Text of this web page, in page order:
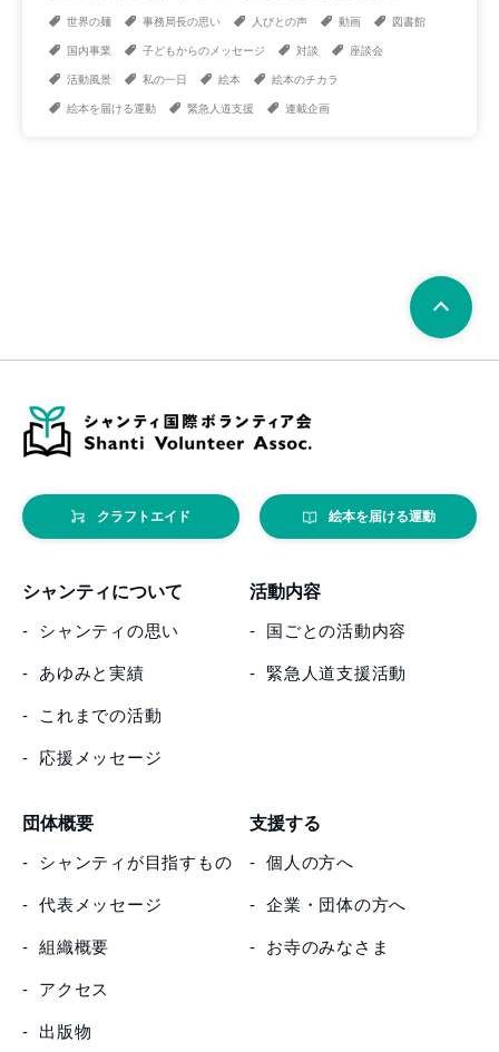
世界の麺 事務局長の思い 人びとの声 動画 図書館
国内事業 子どもからのメッセージ 対談 座談会
活動風景 私の一日 絵本 絵本のチカラ
絵本を届ける運動 緊急人道支援 連載企画
クラフトエイド 絵本を届ける運動
シャンティについて
シャンティの思い
あゆみと実績
これまでの活動
応援メッセージ
活動内容
国ごとの活動内容
緊急人道支援活動
団体概要
シャンティが目指すもの
代表メッセージ
組織概要
アクセス
出版物
支援する
個人の方へ
企業・団体の方へ
お寺のみなさま